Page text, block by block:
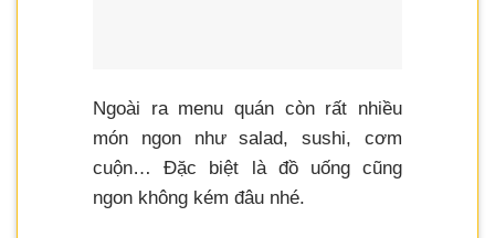
Ngoài ra menu quán còn rất nhiều
món ngon như salad, sushi, cơm
cuộn… Đặc biệt là đồ uống cũng
ngon không kém đâu nhé.